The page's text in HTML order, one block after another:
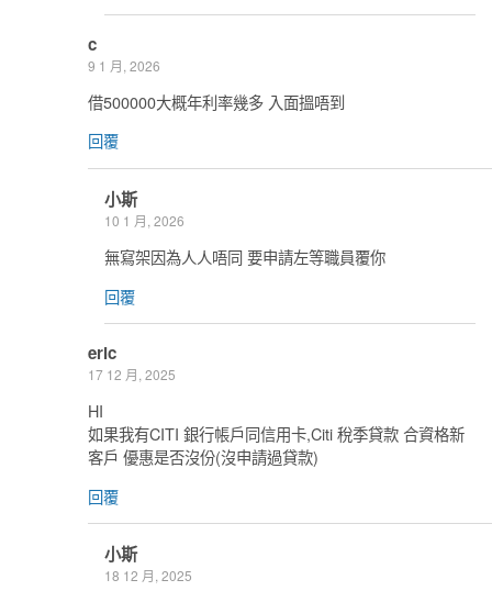
c
9 1 月, 2026
借500000大概年利率幾多 入面搵唔到
回覆
小斯
10 1 月, 2026
無寫架因為人人唔同 要申請左等職員覆你
回覆
eric
17 12 月, 2025
HI
如果我有CITI 銀行帳戶同信用卡,Citi 稅季貸款 合資格新
客戶 優惠是否沒份(沒申請過貸款)
回覆
小斯
18 12 月, 2025